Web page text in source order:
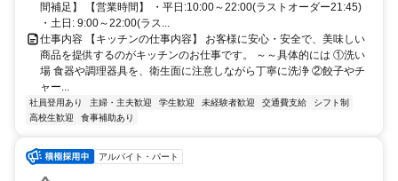
間補足】 【営業時間】 ・平日:10:00～22:00(ラストオーダー21:45)
・土日: 9:00～22:00(ラス...
仕事内容 【キッチンの仕事内容】 お客様に安心・安全で、美味しい
商品を提供するのがキッチンのお仕事です。 ～～具体的には ①洗い
場 食器や調理器具を、衛生面に注意しながら丁寧に洗浄 ②餃子やチ
ャー...
社員登用あり 主婦・主夫歓迎 学生歓迎 未経験者歓迎 交通費支給
シフト制
高校生歓迎
食事補助あり
アルバイト・パート